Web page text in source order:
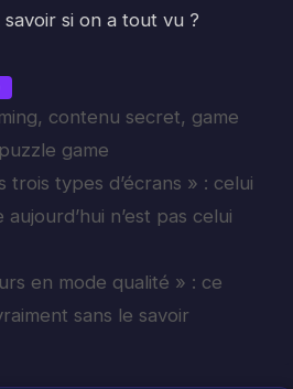
savoir si on a tout vu ?
, contenu secret, game
puzzle game
trois types d’écrans » : celui
n’est pas celui
en mode qualité » : ce
sans le savoir